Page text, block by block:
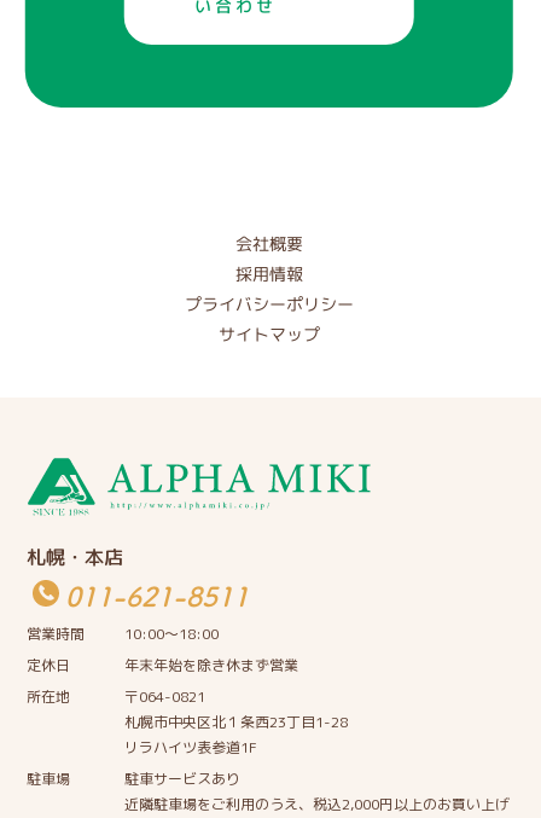
い合わせ
会社概要
採用情報
プライバシーポリシー
サイトマップ
札幌・本店
011-621-8511
営業時間
10:00〜18:00
定休日
年末年始を除き休まず営業
所在地
〒064-0821
札幌市中央区北１条西23丁目1-28
リラハイツ表参道1F
駐車場
駐車サービスあり
近隣駐車場をご利用のうえ、税込2,000円以上のお買い上げ